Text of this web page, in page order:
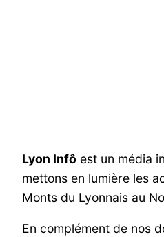
Lyon Infô est un média
mettons en lumière les
Monts du Lyonnais au
En complément de nos